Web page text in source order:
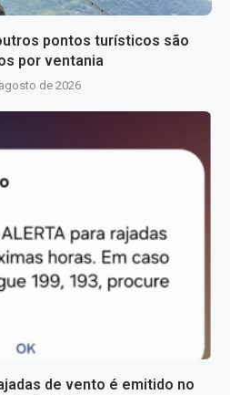
pontos turísticos são
por ventania
de 2026
de vento é emitido no